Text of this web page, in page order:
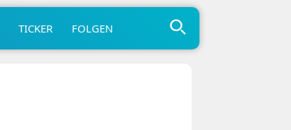
TICKER FOLGEN